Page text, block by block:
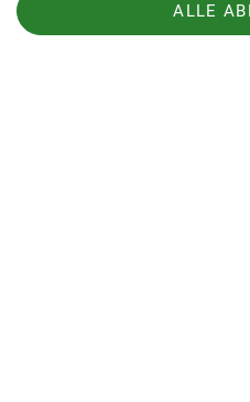
melde
dich, wenn du
Ich würde dich dann
ALLE